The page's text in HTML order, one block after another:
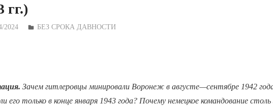
гг.)
2024 Дежурный по Редакции
БЕЗ СРОКА ДАВНОСТИ
Зачем гитлеровцы минировали Воронеж в августе—сентябре 1942
его только в конце января 1943 года? Почему немецкое командование столь